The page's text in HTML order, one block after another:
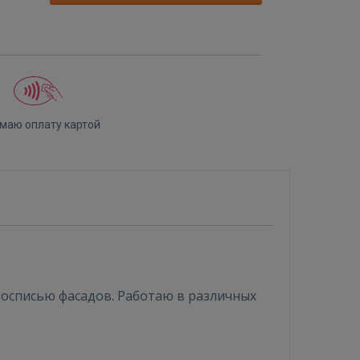
оплату картой
фасадов. Работаю в различных